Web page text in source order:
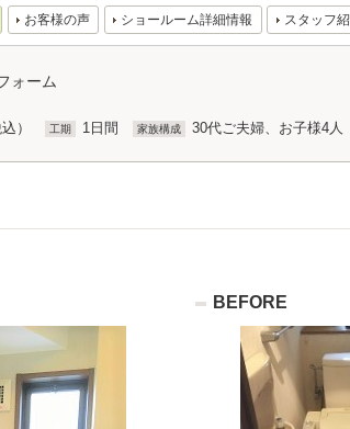
お客様の声 ショールーム詳細情報 スタッフ
ォーム
） 工期 1日間 家族構成 30代ご夫婦、お子様4人
BEFORE